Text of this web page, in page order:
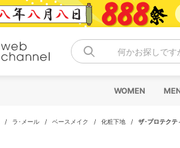
何かお探しです
WOMEN
/ ラ･メール / ベースメイク / 化粧下地 / ザ･プロテクテ